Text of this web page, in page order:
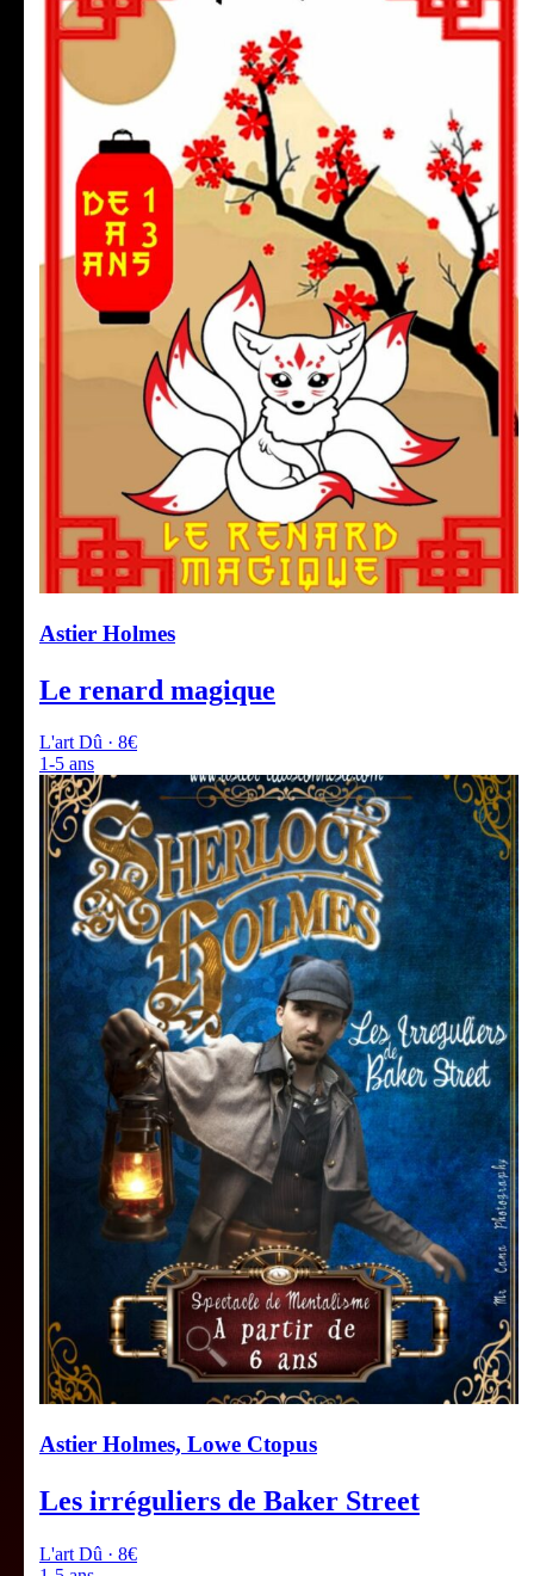
Astier Holmes
Le renard magique
L'art Dû · 8€
1-5 ans
Astier Holmes, Lowe Ctopus
Les irréguliers de Baker Street
L'art Dû · 8€